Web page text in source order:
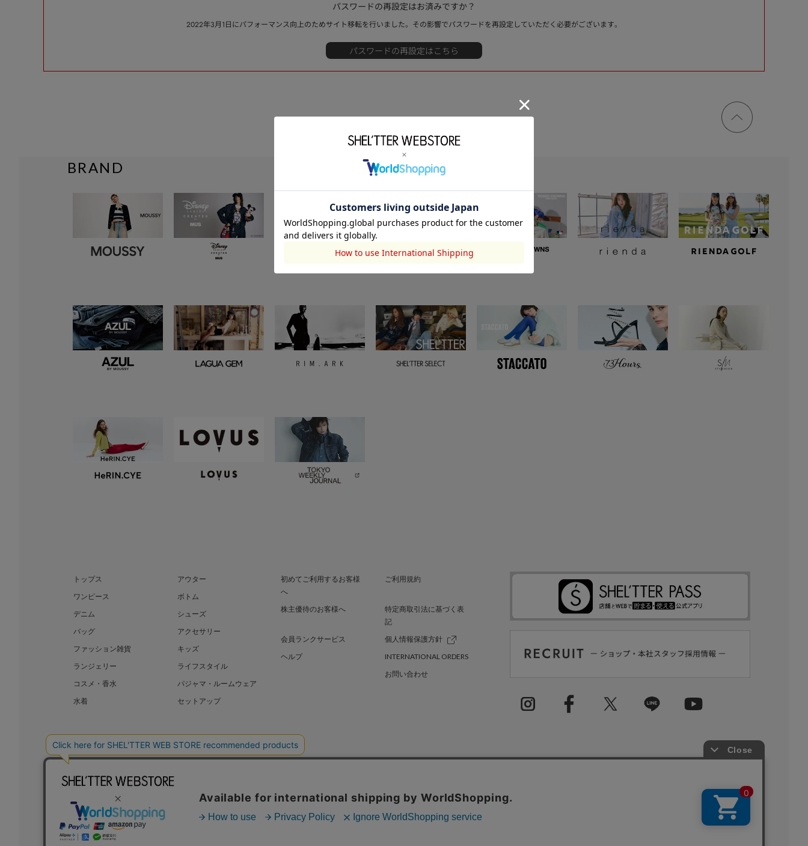
パスワードの再設定はお済みですか？
2022年3月1日にパフォーマンス向上のためサイト移転を行いました。その影響でパスワードを再設定していただく必要がございます。
ページ
トップ
BRAND
トップス
アウター
ワンピース
ボトム
デニム
シューズ
バッグ
アクセサリー
ファッション雑貨
キッズ
ランジェリー
ライフスタイル
コスメ・香水
パジャマ・ルームウェア
水着
セットアップ
初めてご利用するお客様
へ
ご利用規約
株主優待のお客様へ
特定商取引法に基づく表
記
会員ランクサービス
個人情報保護方針
ヘルプ
INTERNATIONAL ORDERS
お問い合わせ
BAROQUE JAPAN LIMITED SHEL’TTER GREEN 採用情報
COPYRIGHT © BAROQUE JAPAN LIMITED ALL RIGHTS RESERVED.